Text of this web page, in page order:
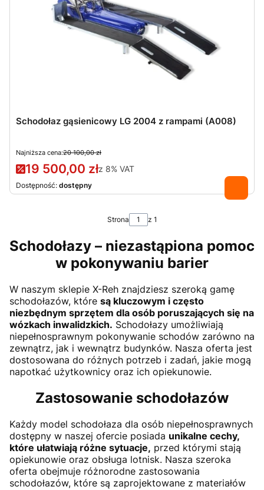
Schodołaz gąsienicowy LG 2004 z rampami (A008)
19 500,00 złz 8% VAT
Najniższa cena:20 100,00 zł
Dostępność: dostępny
Strona z 1
Schodołazy – niezastąpiona pomoc
w pokonywaniu barier
W naszym sklepie X-Reh znajdziesz szeroką gamę
schodołazów, które są kluczowym i często
niezbędnym sprzętem dla osób poruszających się na
wózkach inwalidzkich. Schodołazy umożliwiają
niepełnosprawnym pokonywanie schodów zarówno na
zewnątrz, jak i wewnątrz budynków. Nasza oferta jest
dostosowana do różnych potrzeb i zadań, jakie mogą
napotkać użytkownicy oraz ich opiekunowie.
Zastosowanie schodołazów
Każdy model schodołaza dla osób niepełnosprawnych
dostępny w naszej ofercie posiada unikalne cechy,
które ułatwiają różne sytuacje, przed którymi stają
opiekunowie oraz obsługa lotnisk. Nasza szeroka
oferta obejmuje różnorodne zastosowania
schodołazów, które są zaprojektowane z materiałów